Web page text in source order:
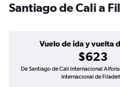
Santiago de Cali a
Vuelo de ida y vuelta
$623
De Santiago de Cali Internacional
Internacional de